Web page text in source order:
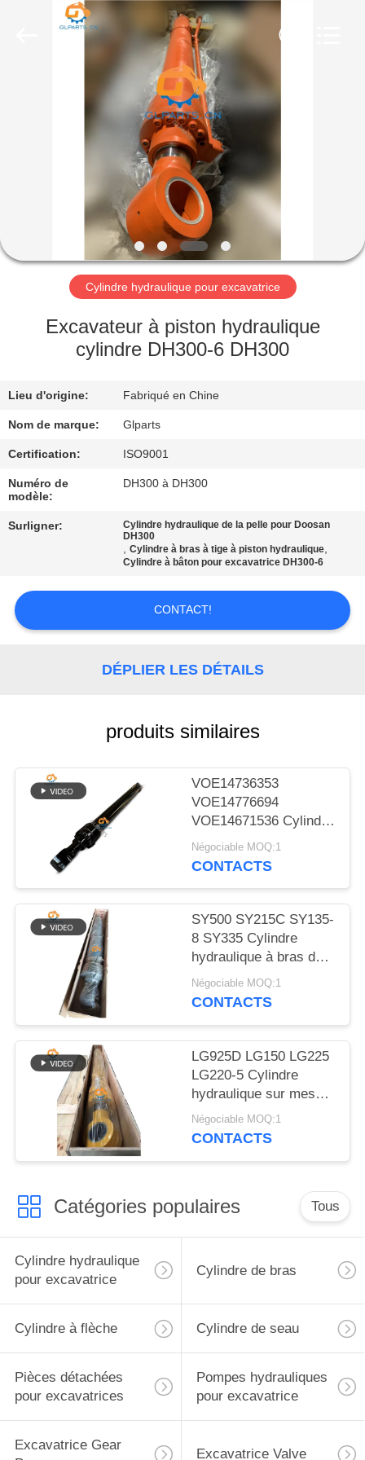
MAISON
PRODUITS
VIDÉOS
PROPOS
VISITE
DE
L'USINE
CONTRÔLE
QUALITÉ
NOUVELLES
LES
AFFAIRES
PLAN
DU
SITE
POLITIQUE
CONFIDENTIALITÉ
Cylindre hydraulique pour excavatrice
Excavateur à piston hydraulique
cylindre DH300-6 DH300
Lieu d'origine: Fabriqué en Chine
Nom de marque: Glparts
Certification: ISO9001
Numéro de
modèle:
DH300 à DH300
Surligner:
Cylindre hydraulique de la pelle pour Doosan
DH300
,Cylindre à bras à tige à piston hydraulique,
Cylindre à bâton pour excavatrice DH300-6
CONTACT!
DÉPLIER LES DÉTAILS
produits similaires
VOE14736353
VOE14776694
VOE14671536 Cylindre
hydraulique à bouchon
à bras pour EC480D
Négociable MOQ:1
CONTACTS
SY500 SY215C SY135-
8 SY335 Cylindre
hydraulique à bras de
soupape cylindre sur
excavatrice
Négociable MOQ:1
CONTACTS
LG925D LG150 LG225
LG220-5 Cylindre
hydraulique sur mesure
avec bouchon de bras
pour excavatrice
Négociable MOQ:1
CONTACTS
Catégories populaires Tous
Cylindre hydraulique
pour excavatrice
Cylindre de bras
Cylindre à flèche Cylindre de seau
Pièces détachées
pour excavatrices
Pompes hydrauliques
pour excavatrice
Excavatrice Gear
Excavatrice Valve